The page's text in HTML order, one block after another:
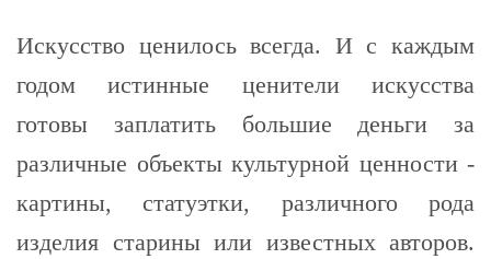
Искусство ценилось всегда. И с каждым
годом истинные ценители искусства
готовы заплатить большие деньги за
различные объекты культурной ценности -
картины, статуэтки, различного рода
изделия старины или известных авторов.